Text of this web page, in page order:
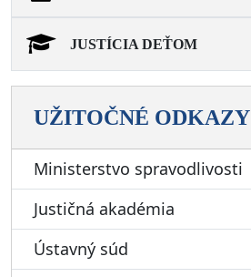
JUSTÍCIA DEŤOM
UŽITOČNÉ ODKAZY
Ministerstvo spravodlivosti
Justičná akadémia
Ústavný súd